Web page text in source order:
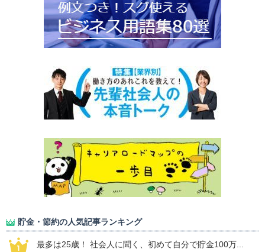
貯金・節約の人気記事ランキング
最多は25歳！ 社会人に聞く、初めて自分で貯金100万...